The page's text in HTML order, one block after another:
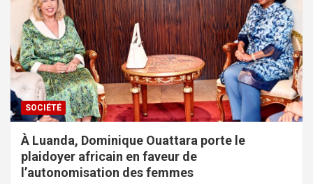
SOCIÉTÉ
À Luanda, Dominique Ouattara porte le
plaidoyer africain en faveur de
l’autonomisation des femmes